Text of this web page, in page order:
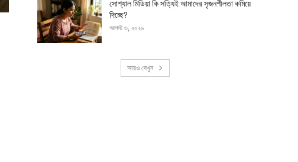
সোশ্যাল মিডিয়া কি সত্যিই আমাদের সৃজনশীলতা কমিয়ে
দিচ্ছে?
আগস্ট ৩, ২০২৬
আরও দেখুন